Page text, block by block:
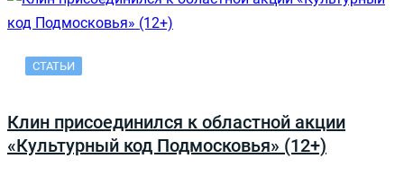
СТАТЬИ
Клин присоединился к областной акции
«Культурный код Подмосковья» (12+)